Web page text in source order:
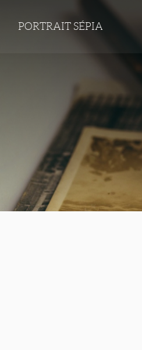
PORTRAIT SÉPIA